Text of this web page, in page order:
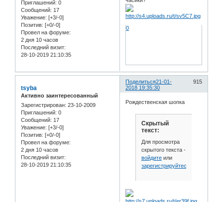
Приглашений: 0
Сообщений: 17
Уважение: [+3/-0]
Позитив: [+0/-0]
Провел на форуме:
2 дня 10 часов
Последний визит:
28-10-2019 21:10:35
0
Поделиться 915
21-01-
2018 19:35:30
tsyba
Активно заинтересованный
Зарегистрирован: 23-10-2009
Приглашений: 0
Сообщений: 17
Уважение: [+3/-0]
Позитив: [+0/-0]
Провел на форуме:
2 дня 10 часов
Последний визит:
28-10-2019 21:10:35
Рождественская шопка
Скрытый
текст:
Для просмотра
скрытого текста -
войдитеили
зарегистрируйтесь